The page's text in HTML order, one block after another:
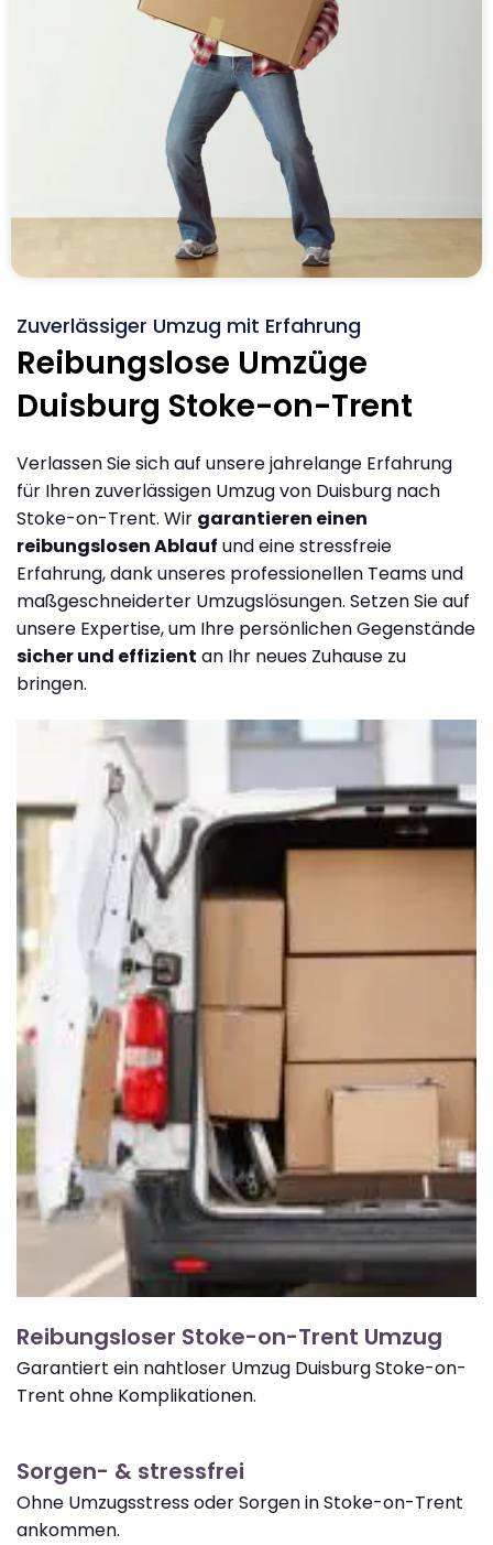
Zuverlässiger Umzug mit Erfahrung
Reibungslose Umzüge
Duisburg Stoke-on-Trent
Verlassen Sie sich auf unsere jahrelange Erfahrung
für Ihren zuverlässigen Umzug von Duisburg nach
Stoke-on-Trent. Wir garantieren einen
reibungslosen Ablauf und eine stressfreie
Erfahrung, dank unseres professionellen Teams und
maßgeschneiderter Umzugslösungen. Setzen Sie auf
unsere Expertise, um Ihre persönlichen Gegenstände
sicher und effizient an Ihr neues Zuhause zu
bringen.
Reibungsloser Stoke-on-Trent Umzug
Garantiert ein nahtloser Umzug Duisburg Stoke-on-
Trent ohne Komplikationen.
Sorgen- & stressfrei
Ohne Umzugsstress oder Sorgen in Stoke-on-Trent
ankommen.